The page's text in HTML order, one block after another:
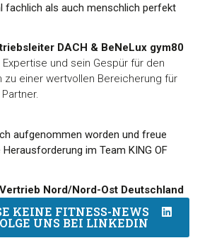
fachlich als auch menschlich perfekt
DACH & BeNeLux gym80
und sein Gespür für den
zu einer wertvollen Bereicherung für
aufgenommen worden und freue
im Team KING OF
Nord/Nord-Ost Deutschland
KEINE FITNESS-NEWS
UNS BEI LINKEDIN